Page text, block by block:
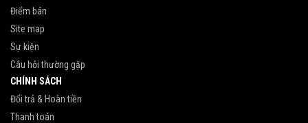
Điểm bán
Site map
Sự kiện
Câu hỏi thường gặp
CHÍNH SÁCH
Đổi trả & Hoàn tiền
Thanh toán